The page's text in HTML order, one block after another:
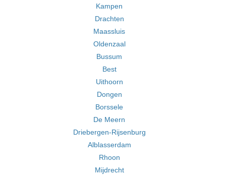
Kampen
Drachten
Maassluis
Oldenzaal
Bussum
Best
Uithoorn
Dongen
Borssele
De Meern
Driebergen-Rijsenburg
Alblasserdam
Rhoon
Mijdrecht